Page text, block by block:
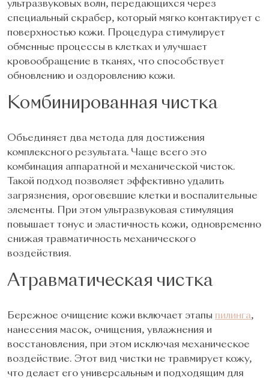
ультразвуковых волн, передающихся через
специальный скрабер, который мягко контактирует с
поверхностью кожи. Процедура стимулирует
обменные процессы в клетках и улучшает
кровообращение в тканях, что способствует
обновлению и оздоровлению кожи.
Комбинированная чистка
Объединяет два метода для достижения
комплексного результата. Чаще всего это
комбинация аппаратной и механической чисток.
Такой подход позволяет эффективно удалить
загрязнения, ороговевшие клетки и воспалительные
элементы. При этом ультразвуковая стимуляция
повышает тонус и эластичность кожи, одновременно
снижая травматичность механического
воздействия.
Атравматическая чистка
Бережное очищение кожи включает этапы пилинга,
нанесения масок, очищения, увлажнения и
восстановления, при этом исключая механическое
воздействие. Этот вид чистки не травмирует кожу,
что делает его универсальным и подходящим для